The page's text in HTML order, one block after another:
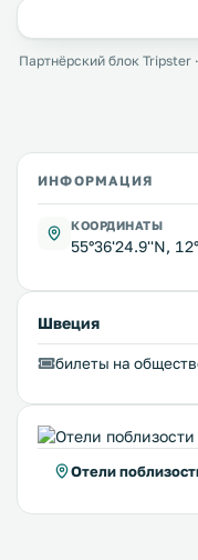
Партнёрский блок Tripster
ИНФОРМАЦИЯ
КООРДИНАТЫ
55°36'24.9''N,
Швеция
билеты на
Отели